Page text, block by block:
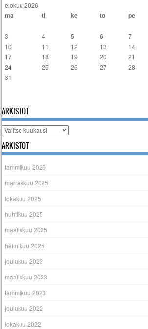
elokuu 2026
ma ti ke to pe
3
4 5 6 7
10
11 12 13 14
17
18 19 20 21
24
25 26 27 28
31
ARKISTOT
Arkistot
ARKISTOT
tammikuu 2026
marraskuu 2025
lokakuu 2025
huhtikuu 2025
maaliskuu 2025
helmikuu 2025
joulukuu 2023
maaliskuu 2023
tammikuu 2023
joulukuu 2022
lokakuu 2022